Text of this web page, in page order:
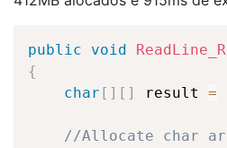
public void
{
char [ ] [ ] result =
//Allocate char